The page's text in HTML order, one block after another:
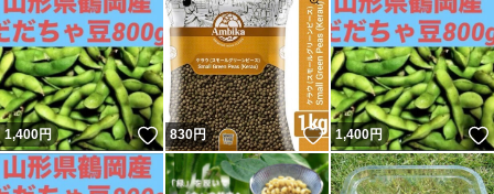
1,400円 いいね！
830円 いいね！
1,400円